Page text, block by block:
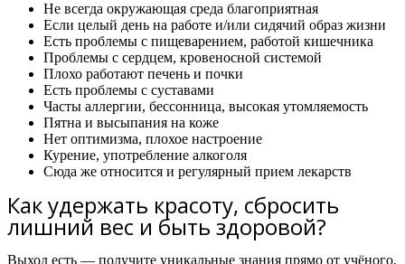
Не всегда окружающая среда благоприятная
Если целый день на работе и/или сидячий образ жизни
Есть проблемы с пищеварением, работой кишечника
Проблемы с сердцем, кровеносной системой
Плохо работают печень и почки
Есть проблемы с суставами
Часты аллергии, бессонница, высокая утомляемость
Пятна и высыпания на коже
Нет оптимизма, плохое настроение
Курение, употребление алкоголя
Сюда же относится и регулярный прием лекарств
Как удержать красоту, сбросить
лишний вес и быть здоровой?
Выход есть — получите уникальные знания прямо от учёного,